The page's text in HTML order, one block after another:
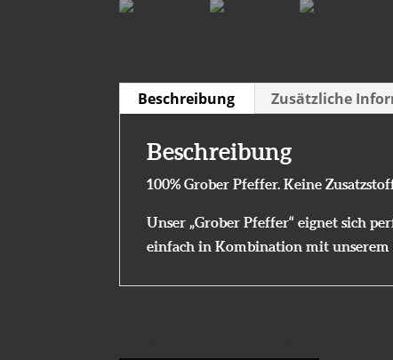
Beschreibung Zusätzliche
Beschreibung
100% Grober Pfeffer. Keine
Unser „Grober Pfeffer“ eignet sich
einfach in Kombination mit unserem